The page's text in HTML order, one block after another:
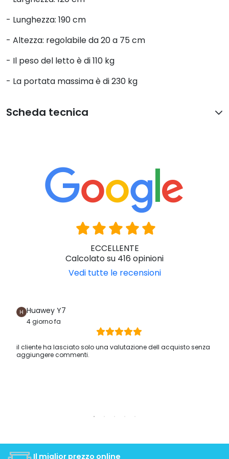
- Lunghezza: 190 cm
- Altezza: regolabile da 20 a 75 cm
- Il peso del letto è di 110 kg
- La portata massima è di 230 kg
Scheda tecnica
ECCELLENTE
Calcolato su 416 opinioni
Vedi tutte le recensioni
Huawey Y7
4 giorno fa
il cliente ha lasciato solo una valutazione dell acquisto senza
aggiungere commenti.
Il miglior prezzo online